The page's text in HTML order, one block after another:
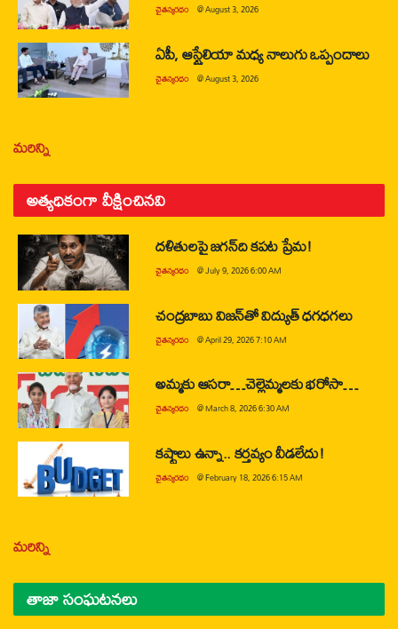
చైతన్యరధం @August 3, 2026
ఏపీ, ఆస్ట్రేలియా మధ్య నాలుగు ఒప్పందాలు
చైతన్యరధం @August 3, 2026
మరిన్ని
అత్యధికంగా వీక్షించినవి
దళితులపై జగన్‌ది కపట ప్రేమ!
చైతన్యరధం @July 9, 2026 6:00 AM
చంద్రబాబు విజన్‌తో విద్యుత్ ధగధగలు
చైతన్యరధం @April 29, 2026 7:10 AM
అమ్మకు ఆసరా…చెల్లెమ్మలకు భరోసా…
చైతన్యరధం @March 8, 2026 6:30 AM
కష్టాలు ఉన్నా.. కర్తవ్యం వీడలేదు!
చైతన్యరధం @February 18, 2026 6:15 AM
మరిన్ని
తాజా సంఘటనలు